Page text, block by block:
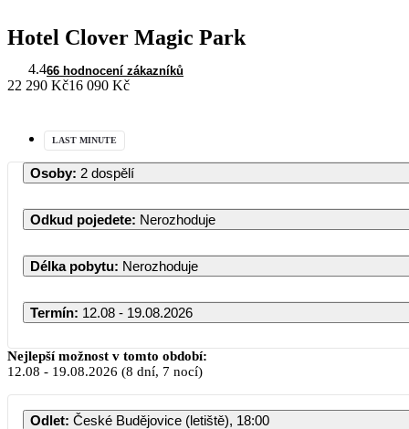
Hotel Clover Magic Park
4.466 hodnocení zákazníků
22 290 Kč16 090 Kč
LAST MINUTE
Osoby: 2 dospělí
Odkud pojedete: Nerozhoduje
Délka pobytu: Nerozhoduje
Termín: 12.08 - 19.08.2026
Nejlepší možnost v tomto období:
12.08 - 19.08.2026 (8 dní, 7 nocí)
Odlet: České Budějovice (letiště), 18:00